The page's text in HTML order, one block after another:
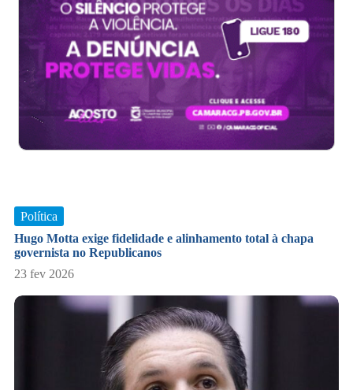
Política
Hugo Motta exige fidelidade e alinhamento total à chapa
governista no Republicanos
23 fev 2026